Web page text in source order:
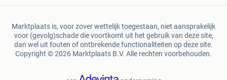
Marktplaats is, voor zover wettelijk toegestaan, niet aansprakelijk
voor (gevolg)schade die voortkomt uit het gebruik van deze site,
dan wel uit fouten of ontbrekende functionaliteiten op deze site.
Copyright © 2026 Marktplaats B.V. Alle rechten voorbehouden.